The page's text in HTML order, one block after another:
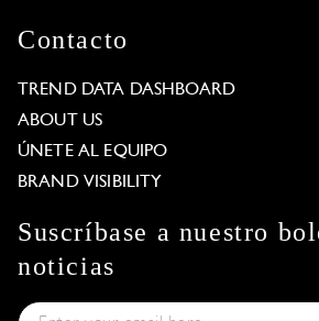
Contacto
TREND DATA DASHBOARD
ABOUT US
ÚNETE AL EQUIPO
BRAND VISIBILITY
Suscríbase a nuestro
noticias